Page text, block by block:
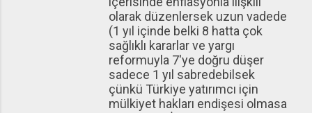
olarak düzenlersek uzun vadede
(1 yıl içinde belki 8 hatta çok
sağlıklı kararlar ve yargı
reformuyla 7'ye doğru düşer
sadece 1 yıl sabredebilsek
çünkü Türkiye yatırımcı için
mülkiyet hakları endişesi olmasa